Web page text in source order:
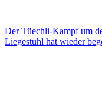
Der Tüechli-Kampf um
Liegestuhl hat wieder